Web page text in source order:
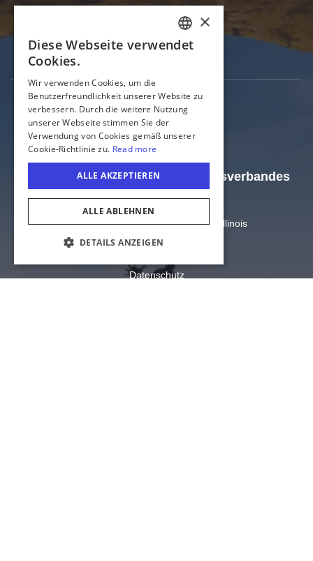
Tourismusbranche
Touren in Illinois
Offizielle Webseite des Tourismusverbandes
Illinois
Amt für Handel und Wirtschaft von Illinois
US-Bundesstaat Illinois
Datenschutz